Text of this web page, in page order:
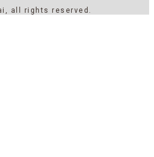
all rights reserved.